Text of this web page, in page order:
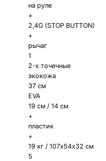
на руле
+
2,4G (STOP BUTTON)
+
рычаг
1
2-х точечные
экокожа
37 см
EVA
19 см / 14 см
+
пластик
+
19 кг / 107х54х32 см
5